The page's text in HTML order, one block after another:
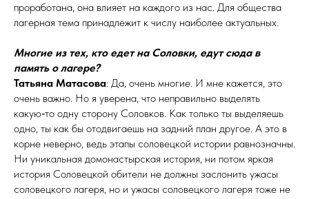
проработана, она влияет на каждого из нас. Для общества
лагерная тема принадлежит к числу наиболее актуальных.
Многие из тех, кто едет на Соловки, едут сюда в
память о ла­гере?
Татьяна Матасова: Да, очень многие. И мне кажется, это
очень важно. Но я уверена, что неправильно выделять
какую‑то одну сторону Соловков. Как только ты выделяешь
одно, ты как бы отодвигаешь на задний план другое. А это в
корне неверно, ведь этапы соловецкой истории равнозначны.
Ни уникальная домонастырская история, ни потом яркая
история Соловецкой обители не должны заслонить ужасы
соловецкого лагеря, но и ужасы соловецкого лагеря тоже не